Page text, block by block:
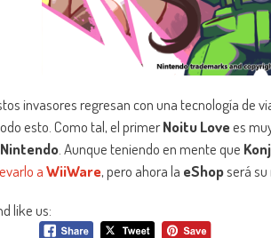
invasores regresan con una tecnología de
esto. Como tal, el primerNoitu Lovees
Nintendo. Aunque teniendo en mente que
aWiiWare, pero ahora la eShopserá su
like us: